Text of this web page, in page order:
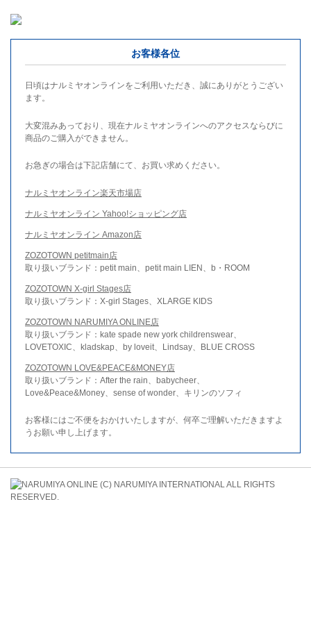
お客様各位
日頃はナルミヤオンラインをご利用いただき、誠にありがとうござい
ます。
大変混みあっており、現在ナルミヤオンラインへのアクセスならびに
商品のご購入ができません。
お急ぎの場合は下記店舗にて、お買い求めください。
ナルミヤオンライン楽天市場店
ナルミヤオンライン Yahoo!ショッピング店
ナルミヤオンライン Amazon店
ZOZOTOWN petitmain店
取り扱いブランド：petit main、petit main LIEN、b・ROOM
ZOZOTOWN X-girl Stages店
取り扱いブランド：X-girl Stages、XLARGE KIDS
ZOZOTOWN NARUMIYA ONLINE店
取り扱いブランド：kate spade new york childrenswear、
LOVETOXIC、kladskap、by loveit、Lindsay、BLUE CROSS
ZOZOTOWN LOVE&PEACE&MONEY店
取り扱いブランド：After the rain、babycheer、
Love&Peace&Money、sense of wonder、キリンのソフィ
お客様にはご不便をおかけいたしますが、何卒ご理解いただきますよ
うお願い申し上げます。